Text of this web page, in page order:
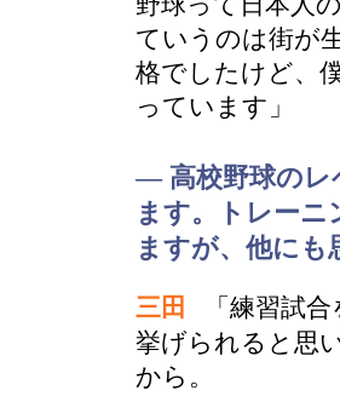
ていうのは街が
格でしたけど、
っています」
― 高校野球のレ
ます。トレー
ますが、他に
三田
「練習試
挙げられると思
から。